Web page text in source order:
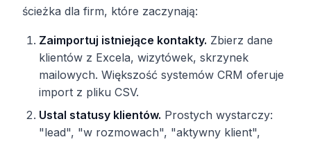
ścieżka dla firm, które zaczynają:
Zaimportuj istniejące kontakty. Zbierz dane
klientów z Excela, wizytówek, skrzynek
mailowych. Większość systemów CRM oferuje
import z pliku CSV.
Ustal statusy klientów. Prostych wystarczy:
"lead", "w rozmowach", "aktywny klient",